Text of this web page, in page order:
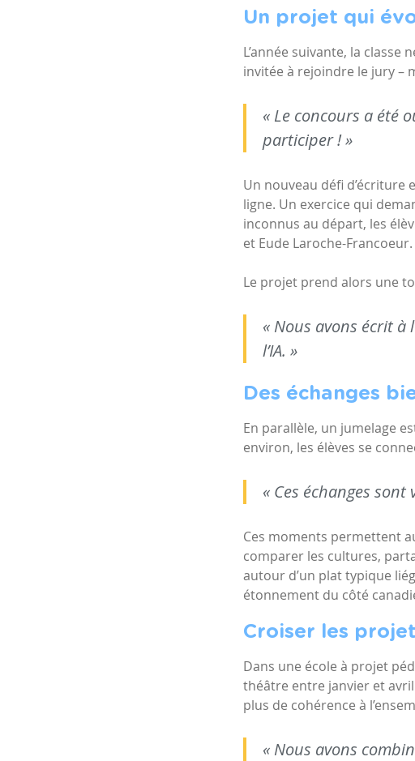
Un projet qui
L’année suivante, la
invitée à rejoindre le jury –
« Le concours a été
participer ! »
Un nouveau défi
ligne. Un exercice qui
inconnus au départ, les
et Eude Laroche-Francoeur.
Le projet prend alors une
« Nous avons écrit
l’IA. »
Des échanges
En parallèle, un jumelage
environ, les élèves se
« Ces échanges
Ces moments permettent
comparer les cultures,
autour d’un plat typique
étonnement du côté
Croiser les
Dans une école à projet
théâtre entre janvier et
plus de cohérence à
« Nous avons